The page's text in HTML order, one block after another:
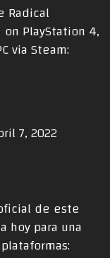
Radical
PlayStation 4,
via Steam:
7, 2022
de este
hoy para una